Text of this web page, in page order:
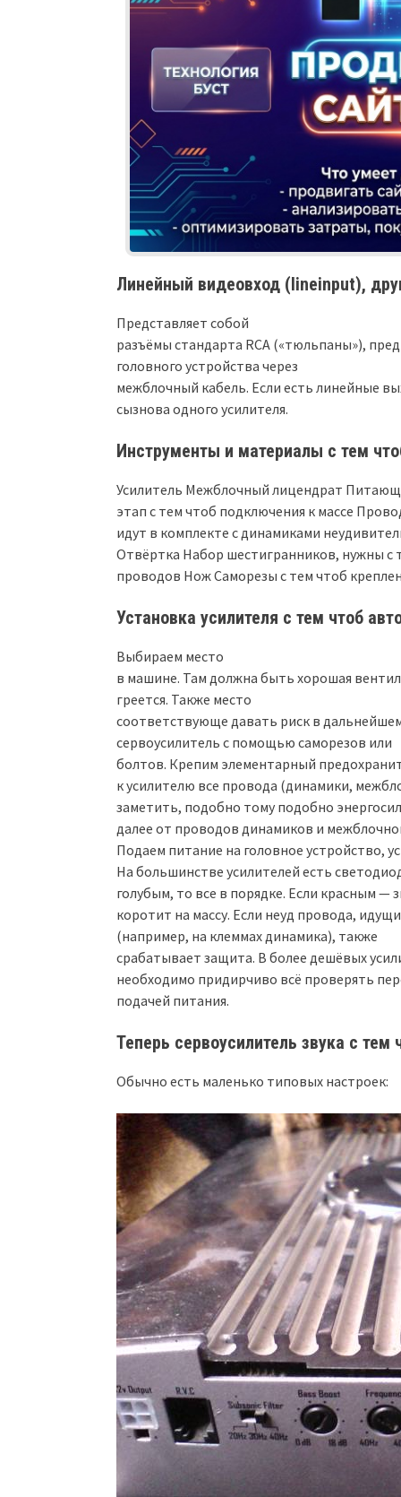
Линейный видеовход (lineinput),
Представляет собой
разъёмы стандарта RCA («тюльпаны»),
головного устройства через
межблочный кабель. Если есть линейные
сызнова одного усилителя.
Инструменты и материалы с тем
Усилитель Межблочный лицендрат
этап с тем чтоб подключения к массе
идут в комплекте с динамиками
Отвёртка Набор шестигранников, нужны с
проводов Нож Саморезы с тем чтоб
Установка усилителя с тем чтоб
Выбираем место
в машине. Там должна быть хорошая
греется. Также место
соответствующе давать риск в
сервоусилитель с помощью саморезов или
болтов. Крепим элементарный
к усилителю все провода (динамики,
заметить, подобно тому подобно
далее от проводов динамиков и
Подаем питание на головное устройство,
На большинстве усилителей есть
голубым, то все в порядке. Если красным
коротит на массу. Если неуд провода,
(например, на клеммах динамика), также
срабатывает защита. В более дешёвых
необходимо придирчиво всё проверять
подачей питания.
Теперь сервоусилитель звука с
Обычно есть маленько типовых настроек: